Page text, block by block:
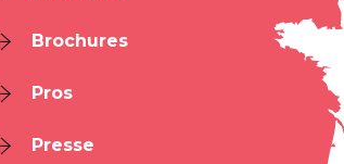
Brochures
Pros
Presse